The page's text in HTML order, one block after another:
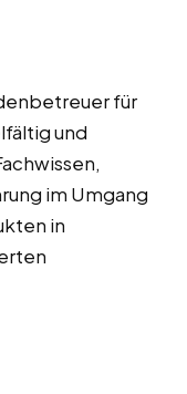
für
und
im Umgang
in